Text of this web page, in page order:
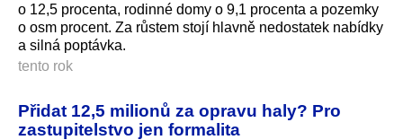
o 12,5 procenta, rodinné domy o 9,1 procenta a pozemky
o osm procent. Za růstem stojí hlavně nedostatek nabídky
a silná poptávka.
tento rok
Přidat 12,5 milionů za opravu haly? Pro
zastupitelstvo jen formalita